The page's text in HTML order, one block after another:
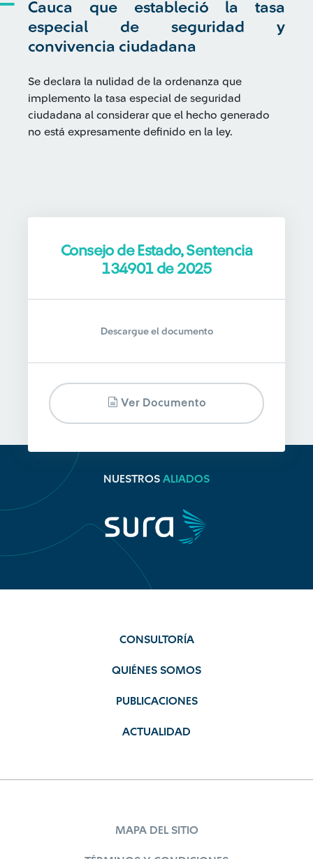
Cauca que estableció la tasa
especial de seguridad y
convivencia ciudadana
Se declara la nulidad de la ordenanza que
implemento la tasa especial de seguridad
ciudadana al considerar que el hecho generado
no está expresamente definido en la ley.
Consejo de Estado, Sentencia
134901 de 2025
Descargue el documento
Ver Documento
NUESTROS ALIADOS
CONSULTORÍA
QUIÉNES SOMOS
PUBLICACIONES
ACTUALIDAD
MAPA DEL SITIO